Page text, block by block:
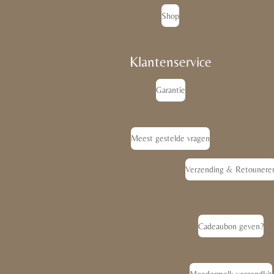
Shop
Klantenservice
Garantie
Meest gestelde vragen
Verzending &
Cadeaubon geven?